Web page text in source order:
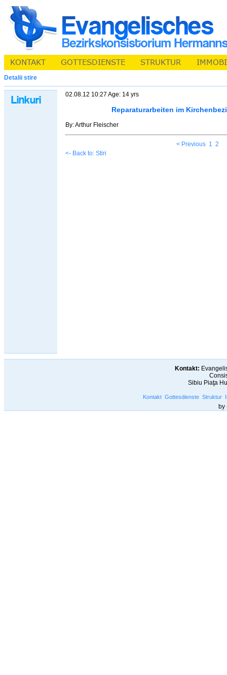
Detalii stire
02.08.12 10:27 Age: 14 yrs
Reparaturarbeiten im
By: Arthur Fleischer
< Previous 1 2
<- Back to: Stiri
Kontakt:
Sibiu Piaţa
Kontakt Gottesdienste Struktur
by